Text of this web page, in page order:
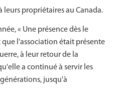
leurs propriétaires au Canada.
« Une présence dès le
l'association était présente
à leur retour de la
a continué à servir les
jusqu'à